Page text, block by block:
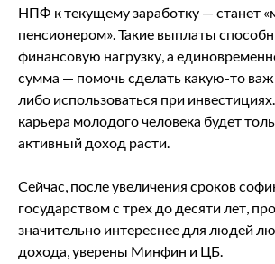
НПФ к текущему заработку — станет
пенсионером». Такие выплаты
финансовую нагрузку, а
сумма — помочь сделать какую-то
либо использоваться при
карьера молодого человека будет
активный доход расти.
Сейчас, после увеличения сроков
государством с трех до десяти лет,
значительно интереснее для людей
дохода, уверены Минфин и ЦБ.